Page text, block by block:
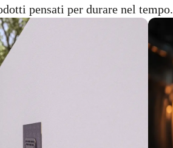
pensati per durare nel tempo.